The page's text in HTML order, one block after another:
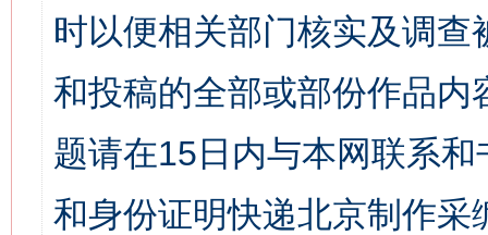
时以便相关部门核实及调
和投稿的全部或部份作品
题请在15日内与本网联系
和身份证明快递北京制作